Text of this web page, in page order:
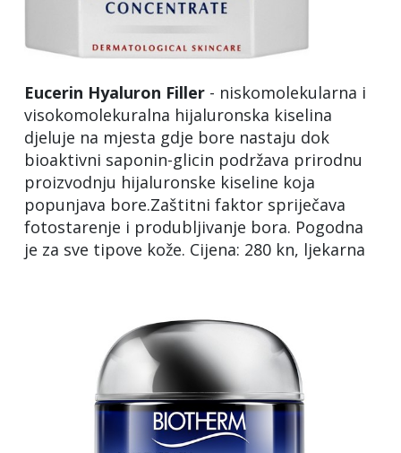
Eucerin Hyaluron Filler - niskomolekularna i
visokomolekuralna hijaluronska kiselina
djeluje na mjesta gdje bore nastaju dok
bioaktivni saponin-glicin podržava prirodnu
proizvodnju hijaluronske kiseline koja
popunjava bore.Zaštitni faktor spriječava
fotostarenje i produbljivanje bora. Pogodna
je za sve tipove kože. Cijena: 280 kn, ljekarna